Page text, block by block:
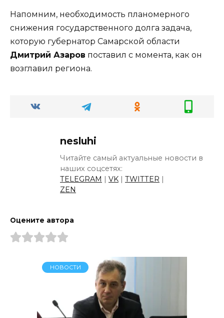
Напомним, необходимость планомерного
снижения государственного долга задача,
которую губернатор Самарской области
Дмитрий Азаров поставил с момента, как он
возглавил региона.
nesluhi
Читайте самый актуальные новости в
наших соцсетях:
TELEGRAM | VK | TWITTER |
ZEN
Оцените автора
НОВОСТИ